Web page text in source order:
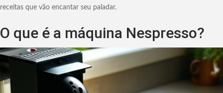
receitas que vão encantar seu paladar.
O que é a máquina Nespresso?